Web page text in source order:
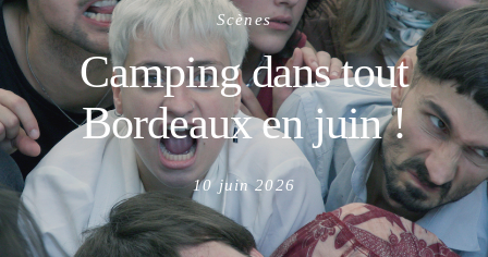
Scènes
Camping dans tout
Bordeaux en juin !
Posted
on
10 juin 2026